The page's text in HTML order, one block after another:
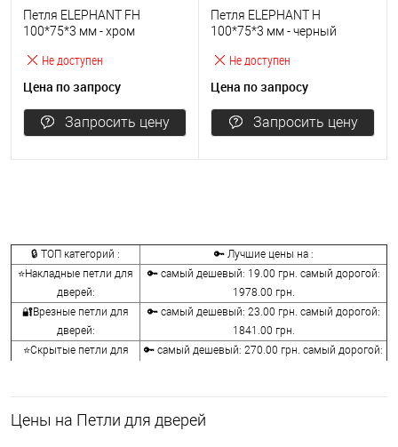
Не доступен
Петля ELEPHANT FH
100*75*3 мм - хром
Цена по запросу
Запросить цену
Не доступен
Петля ELEPHANT H
100*75*3 мм - черный
Цена по запросу
Запросить цену
🔒 ТОП категорий :
🔑 Лучшие цены на :
⭐Накладные петли для
дверей:
🔑 самый дешевый: 19.00 грн. самый дорогой:
1978.00 грн.
🔐Врезные петли для
дверей:
🔑 самый дешевый: 23.00 грн. самый дорогой:
1841.00 грн.
⭐Скрытые петли для
🔑 самый дешевый: 270.00 грн. самый дорогой:
⭐Приварные петли для
🔑 самый дешевый: 29.00 грн. самый дорогой:
Цены на Петли для дверей